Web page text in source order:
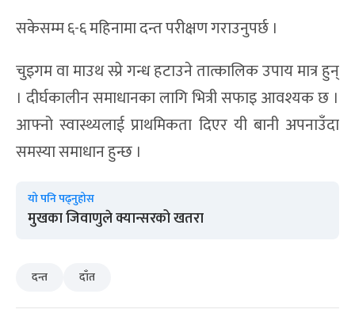
सकेसम्म ६-६ महिनामा दन्त परीक्षण गराउनुपर्छ ।
चुइगम वा माउथ स्प्रे गन्ध हटाउने तात्कालिक उपाय मात्र हुन्
। दीर्घकालीन समाधानका लागि भित्री सफाइ आवश्यक छ ।
आफ्नो स्वास्थ्यलाई प्राथमिकता दिएर यी बानी अपनाउँदा
समस्या समाधान हुन्छ ।
यो पनि पढ्नुहोस
मुखका जिवाणुले क्यान्सरको खतरा
दन्त दाँत